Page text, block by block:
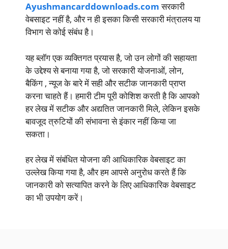
Ayushmancarddownloads.comसरकारी
वेबसाइट नहीं है, और न ही इसका किसी सरकारी मंत्रालय या
विभाग से कोई संबंध है।
यह ब्लॉग एक व्यक्तिगत प्रयास है, जो उन लोगों की सहायता
के उद्देश्य से बनाया गया है, जो सरकारी योजनाओं, लोन,
बैकिंग , न्यूज के बारे में सही और सटीक जानकारी प्राप्त
करना चाहते हैं। हमारी टीम पूरी कोशिश करती है कि आपको
हर लेख में सटीक और अद्यतित जानकारी मिले, लेकिन इसके
बावजूद त्रुटियों की संभावना से इंकार नहीं किया जा
सकता।
हर लेख में संबंधित योजना की आधिकारिक वेबसाइट का
उल्लेख किया गया है, और हम आपसे अनुरोध करते हैं कि
जानकारी को सत्यापित करने के लिए आधिकारिक वेबसाइट
का भी उपयोग करें।